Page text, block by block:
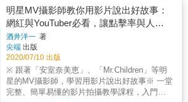
這本書推薦給所有美食出版社！」 － 荷莉・尼
爾森，Spend with Pennies 社群創始人。 &
看者的感覺情境。 主題式教學，幫助融會貫
通，提升創造性思考。 & 12大類主題式教學 &
雜貨、飾品、美妝、服裝、鞋子、花卉 料理、
室內裝潢、咖啡廳、電腦相機、工作坊、旅行&
& 無論是個人興趣，或者是商業接案， 只要將
書中作者所分享的思維和拍攝技巧應用在其
中， 一定可以有效地拍出更好的照片。 這樣的
照片即使大量地出現在Instagram上，也不會令
所需快速索引至合適的學習章節，附有佈光圖
明確標示燈架位置，讓自學攝影更為容易。 除
了攝影棚內的佈光訓練外，更結合人像外拍打
光，透過不同的燈具配件，挑戰戶外拍攝的環
境限制，詳細說明在打燈之前，應先搞懂手上
的器材，拍攝時才能發揮到最大值，又或者遇
到重重阻礙的解套步驟，永遠不要害怕打出失
敗的光線，唯有不斷犯錯才能從中找出對的光
法，仔細觀察、換個位置角度、繞著模特兒轉
明星MV攝影師教你用影片說出好故事：
網紅與YouTuber必看，讓點擊率與人氣
輕鬆破表
酒井洋一 著
尖端 出版
2020/07/10 出版
※ 跟著「安室奈美恵」、「Mr.Children」等明
星的MV攝影師，學習用影片說出好故事※ 一堂
完整、簡單易懂的影片拍攝教學課程，入門